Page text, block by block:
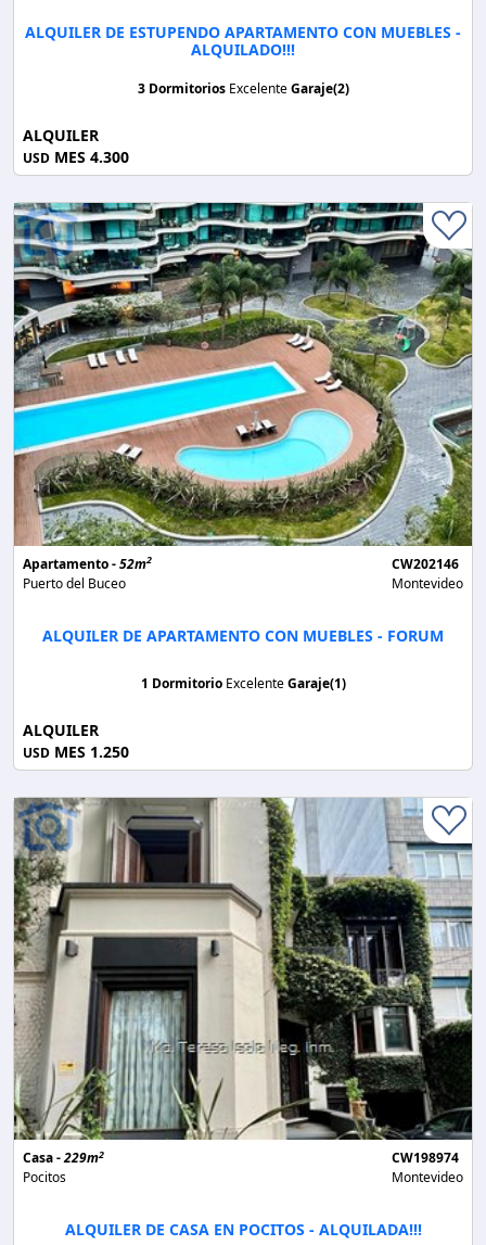
ALQUILER DE ESTUPENDO APARTAMENTO CON MUEBLES -
ALQUILADO!!!
3 Dormitorios ExcelenteGaraje(2)
ALQUILER
USD MES 4.300
Apartamento -52m2
Puerto del Buceo
CW202146
Montevideo
ALQUILER DE APARTAMENTO CON MUEBLES - FORUM
1 Dormitorio ExcelenteGaraje(1)
ALQUILER
USD MES 1.250
Casa -229m2
Pocitos
CW198974
Montevideo
ALQUILER DE CASA EN POCITOS - ALQUILADA!!!